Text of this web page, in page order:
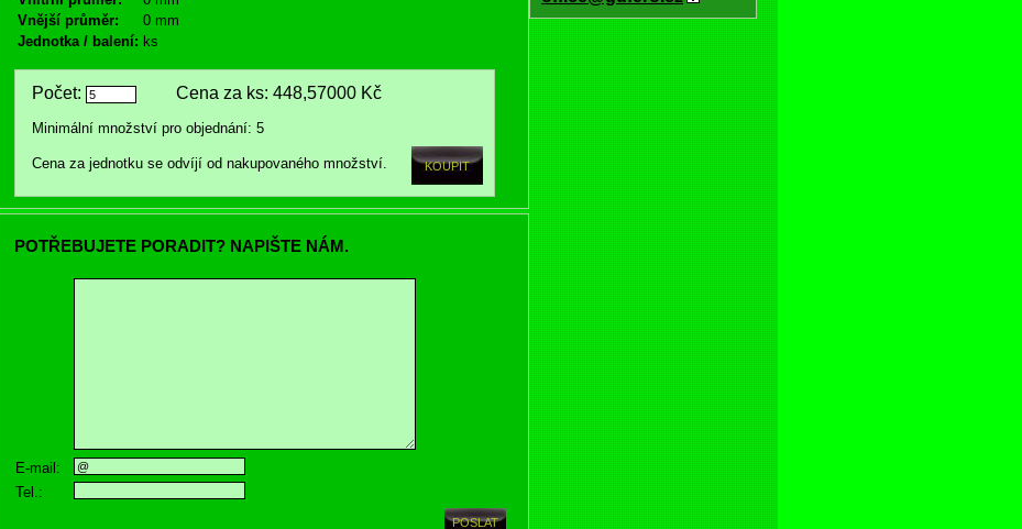
Vnější průměr:
0 mm
Jednotka / balení: ks
Počet: Cena za ks: 448,57000 Kč
Minimální množství pro objednání: 5
Cena za jednotku se odvíjí od nakupovaného množství.
POTŘEBUJETE PORADIT? NAPIŠTE NÁM.
E-mail:
Tel.: